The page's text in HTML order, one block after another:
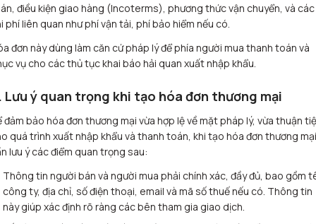
điều kiện giao hàng (Incoterms), phương thức vận chuyển, và các
phí liên quan như phí vận tải, phí bảo hiểm nếu có.
đơn này dùng làm căn cứ pháp lý để phía người mua thanh toán và
vụ cho các thủ tục khai báo hải quan xuất nhập khẩu.
Lưu ý quan trọng khi tạo hóa đơn thương mại
đảm bảo hóa đơn thương mại vừa hợp lệ về mặt pháp lý, vừa thuận
quá trình xuất nhập khẩu và thanh toán, khi tạo hóa đơn thương
lưu ý các điểm quan trọng sau:
Thông tin người bán và người mua phải chính xác, đầy đủ, bao gồm
công ty, địa chỉ, số điện thoại, email và mã số thuế nếu có. Thông tin
này giúp xác định rõ ràng các bên tham gia giao dịch.